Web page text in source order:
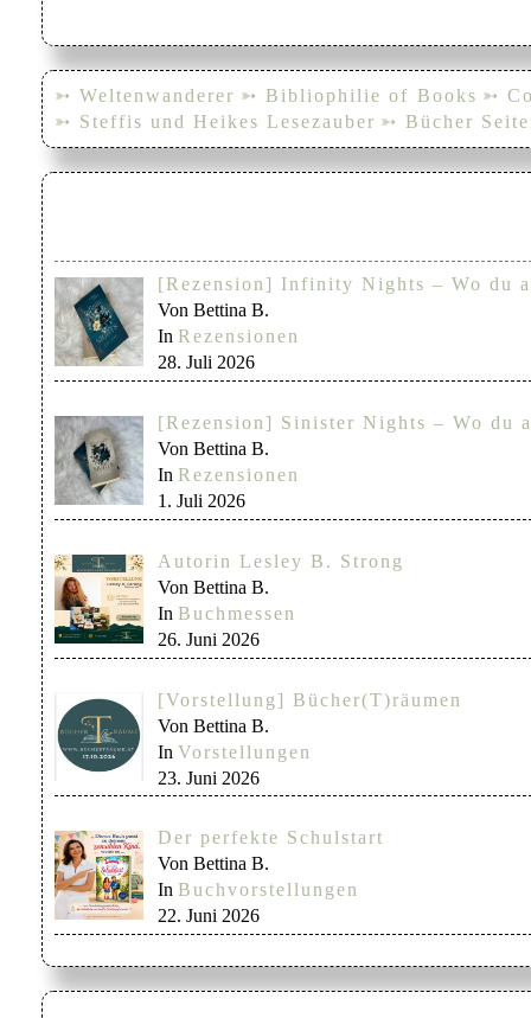
➳ Weltenwanderer ➳ Bibliophilie of Books ➳
➳ Steffis und Heikes Lesezauber ➳ Bücher
[Rezension] Infinity Nights – Wo du
Von Bettina B.
In Rezensionen
28. Juli 2026
[Rezension] Sinister Nights – Wo du
Von Bettina B.
In Rezensionen
1. Juli 2026
Autorin Lesley B. Strong
Von Bettina B.
In Buchmessen
26. Juni 2026
[Vorstellung] Bücher(T)räumen
Von Bettina B.
In Vorstellungen
23. Juni 2026
Der perfekte Schulstart
Von Bettina B.
In Buchvorstellungen
22. Juni 2026